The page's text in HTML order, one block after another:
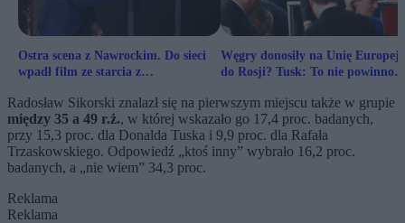
Ostra scena z Nawrockim. Do sieci
wpadł film ze starcia z
Węgry donosiły na Unię
do Rosji? Tusk: To nie powinno
Radosław Sikorski znalazł się na pierwszym miejscu także w grupie
między 35 a 49 r.ż., w której wskazało go 17,4 proc. badanych,
przy 15,3 proc. dla Donalda Tuska i 9,9 proc. dla Rafała
Trzaskowskiego. Odpowiedź „ktoś inny” wybrało 16,2 proc.
badanych, a „nie wiem” 34,3 proc.
Reklama
Reklama